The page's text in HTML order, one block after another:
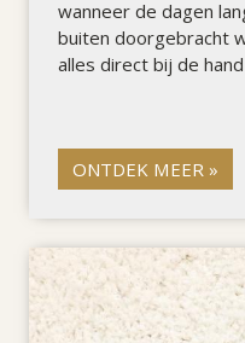
wanneer de dagen
buiten doorgebracht
alles direct bij de
ONTDEK MEER »